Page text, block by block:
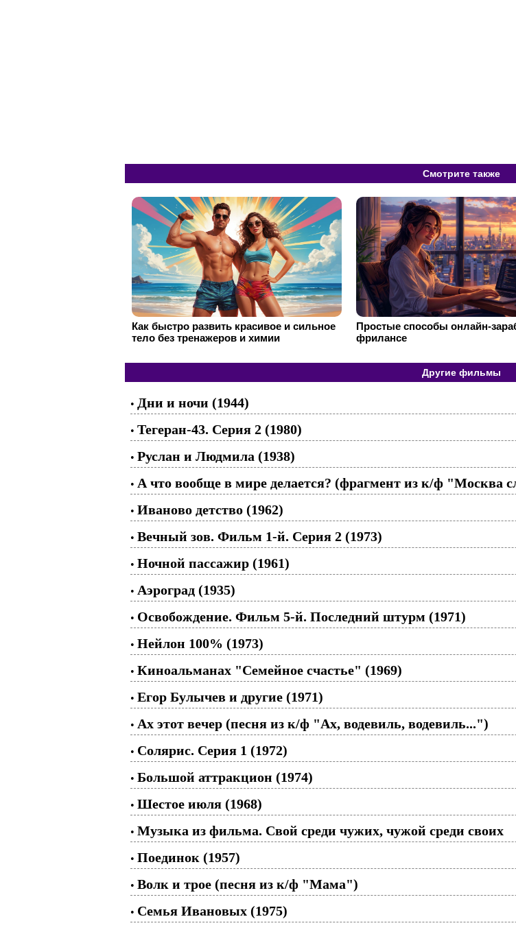
Смотрите также
Как быстро развить красивое и сильное
тело без тренажеров и химии
Простые способы онлайн-
фрилансе
Другие фильмы
• Дни и ночи (1944)
• Тегеран-43. Серия 2 (1980)
• Руслан и Людмила (1938)
• А что вообще в мире делается? (фрагмент из к/ф "Москва
• Иваново детство (1962)
• Вечный зов. Фильм 1-й. Серия 2 (1973)
• Ночной пассажир (1961)
• Аэроград (1935)
• Освобождение. Фильм 5-й. Последний штурм (1971)
• Нейлон 100% (1973)
• Киноальманах "Семейное счастье" (1969)
• Егор Булычев и другие (1971)
• Ах этот вечер (песня из к/ф "Ах, водевиль, водевиль...")
• Солярис. Серия 1 (1972)
• Большой аттракцион (1974)
• Шестое июля (1968)
• Музыка из фильма. Свой среди чужих, чужой среди своих
• Поединок (1957)
• Волк и трое (песня из к/ф "Мама")
• Семья Ивановых (1975)